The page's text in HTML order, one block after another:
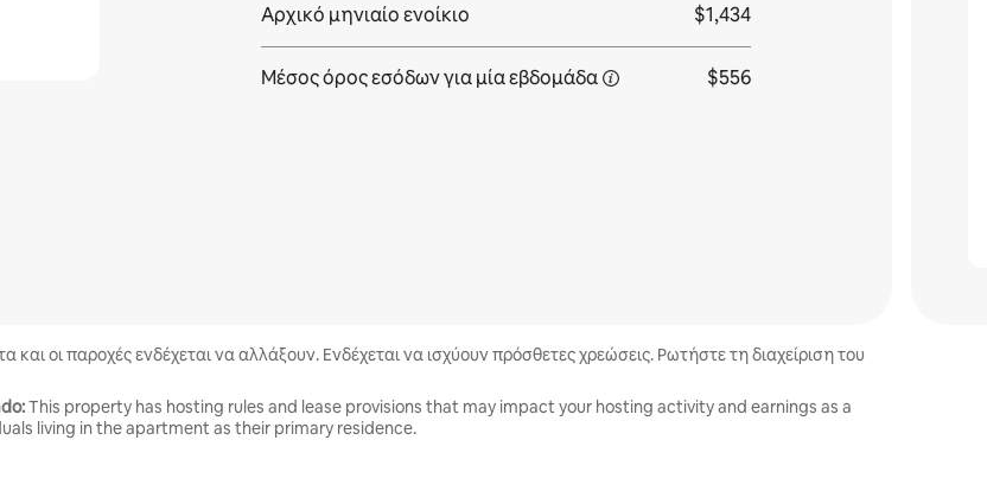
Αρχικό μηνιαίο ενοίκιο $1,434
Μέσος όρος εσόδων για μία εβδομάδα $556
οι παροχές ενδέχεται να αλλάξουν. Ενδέχεται να ισχύουν πρόσθετες χρεώσεις. Ρωτήστε τη διαχείριση του
This property has hosting rules and lease provisions that may impact your hosting activity and earnings as a
living in the apartment as their primary residence.